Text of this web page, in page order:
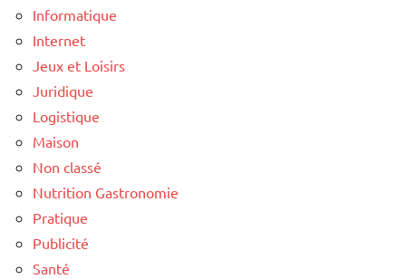
Informatique
Internet
Jeux et Loisirs
Juridique
Logistique
Maison
Non classé
Nutrition Gastronomie
Pratique
Publicité
Santé